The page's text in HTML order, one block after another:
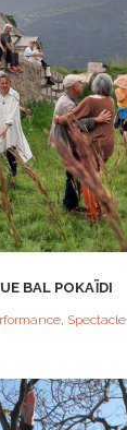
BAL POKAÏDI
Spectacle